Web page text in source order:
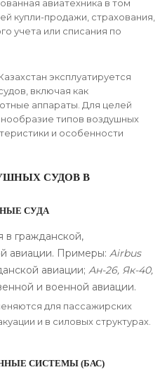
авиатехника в том
купли-продажи, страхования,
учета или списания по
эксплуатируется
включая как
аппараты. Для целей
типов воздушных
и особенности
СУДОВ В
СУДА
в гражданской,
авиации. Примеры: Airbus
авиации; Ан-26, Як-40,
и военной авиации.
для пассажирских
и в силовых структурах.
СИСТЕМЫ (БАС)